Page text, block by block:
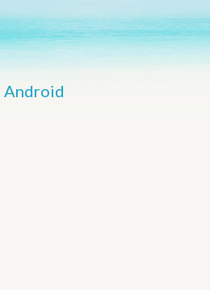
Android